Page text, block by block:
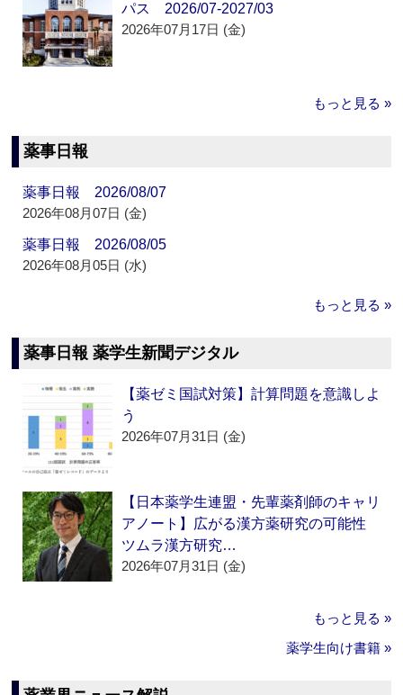
パス 2026/07-2027/03
2026年07月17日 (金)
もっと見る »
薬事日報
薬事日報 2026/08/07
2026年08月07日 (金)
薬事日報 2026/08/05
2026年08月05日 (水)
もっと見る »
薬事日報 薬学生新聞デジタル
【薬ゼミ国試対策】計算問題を意識しよ
う
2026年07月31日 (金)
【日本薬学生連盟・先輩薬剤師のキャリ
アノート】広がる漢方薬研究の可能性
ツムラ漢方研究…
2026年07月31日 (金)
もっと見る »
薬学生向け書籍 »